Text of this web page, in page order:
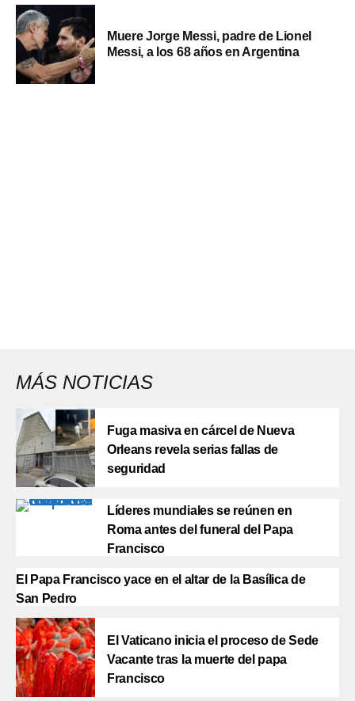
Muere Jorge Messi, padre de Lionel
Messi, a los 68 años en Argentina
MÁS NOTICIAS
Fuga masiva en cárcel de Nueva
Orleans revela serias fallas de
seguridad
Líderes mundiales se reúnen en
Roma antes del funeral del Papa
Francisco
El Papa Francisco yace en el altar de la Basílica de
San Pedro
El Vaticano inicia el proceso de Sede
Vacante tras la muerte del papa
Francisco